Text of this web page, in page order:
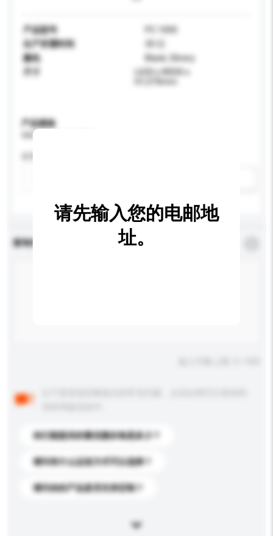
产品型号
PC 1000
生产所需时间
30 日
颜色
Black, Silvery
L650 x W500 x
产品规格
查询内容
你们能提供的最优惠价格是多少？
请问有什么运送方式可以选择？
请问你的产品是否支持定制？
请先输入您的电邮地
址。